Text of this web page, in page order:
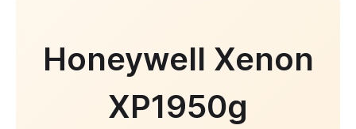
Honeywell Xenon
XP1950g